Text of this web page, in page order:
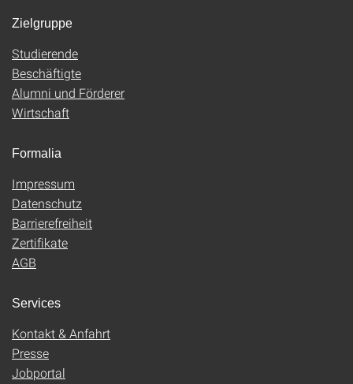
Zielgruppe
Studierende
Beschäftigte
Alumni und Förderer
Wirtschaft
Formalia
Impressum
Datenschutz
Barrierefreiheit
Zertifikate
AGB
Services
Kontakt & Anfahrt
Presse
Jobportal